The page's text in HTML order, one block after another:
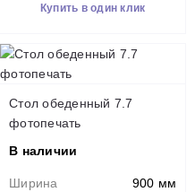
Купить в один клик
Стол обеденный 7.7
фотопечать
В наличии
Ширина
900 мм